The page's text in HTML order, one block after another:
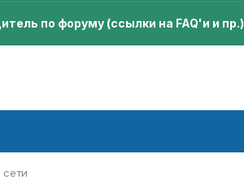
по форуму (ссылки на FAQ'и и пр.)